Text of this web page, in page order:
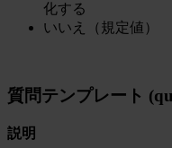
化する
いいえ（規定値）
質問テンプレート
説明